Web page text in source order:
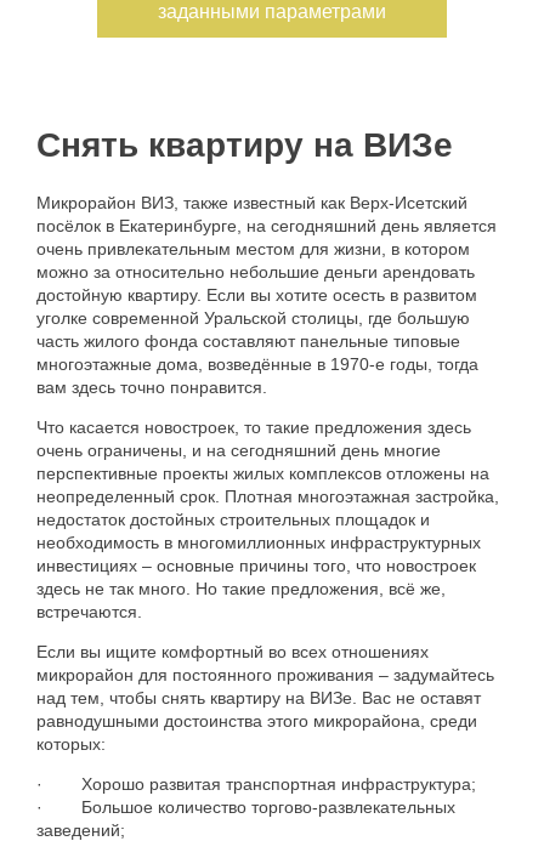
Снять квартиру на ВИЗе
Микрорайон ВИЗ также известный как Верх-Исетский
посёлок в Екатеринбурге на сегодняшний день является
очень привлекательным местом для жизни в котором
можно за относительно небольшие деньги арендовать
достойную квартиру. Если вы хотите осесть в развитом
уголке современной Уральской столицы где большую
часть жилого фонда составляют панельные типовые
многоэтажные дома возведённые в 1970-е годы тогда
вам здесь точно понравится
Что касается новостроек то такие предложения здесь
очень ограничены и на сегодняшний день многие
перспективные проекты жилых комплексов отложены на
неопределенный срок Плотная многоэтажная застройка
недостаток достойных строительных площадок и
необходимость в многомиллионных инфраструктурных
инвестициях – основные причины того что новостроек
здесь не так много Но такие предложения всё же
встречаются
Если вы ищите комфортный во всех отношениях
микрорайон для постоянного проживания – задумайтесь
над тем чтобы снять квартиру на ВИЗе Вас не оставят
равнодушными достоинства этого микрорайона среди
которых:
· Хорошо развитая транспортная инфраструктура;
· Большое количество торгово-развлекательных
заведений;
заданными параметрами